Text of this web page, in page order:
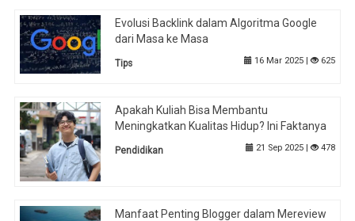
Evolusi Backlink dalam Algoritma Google
dari Masa ke Masa
Tips 16 Mar 2025 | 625
Apakah Kuliah Bisa Membantu
Meningkatkan Kualitas Hidup? Ini Faktanya
Pendidikan 21 Sep 2025 | 478
Manfaat Penting Blogger dalam Mereview